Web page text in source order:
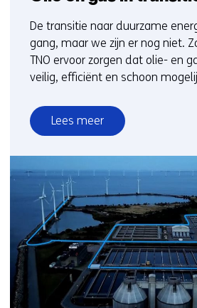
De transitie naar duurzame
gang, maar we zijn er nog niet.
TNO ervoor zorgen dat olie- en
veilig, efficiënt en schoon
Lees meer
over
Olie
en
gas
in
transitie